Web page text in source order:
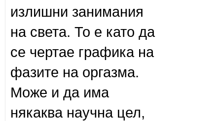
излишни занимания
на света. То е като да
се чертае графика на
фазите на оргазма.
Може и да има
някаква научна цел,